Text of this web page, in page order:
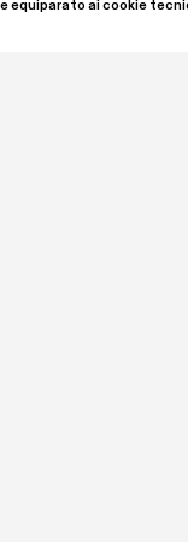
equiparato ai cookie